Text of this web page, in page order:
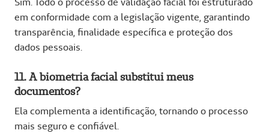
em conformidade com a legislação vigente, garantindo
transparência, finalidade específica e proteção dos
dados pessoais.
11. A biometria facial substitui meus
documentos?
Ela complementa a identificação, tornando o processo
mais seguro e confiável.